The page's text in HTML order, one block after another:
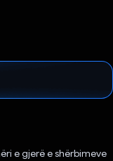
e gjerë e shërbimeve